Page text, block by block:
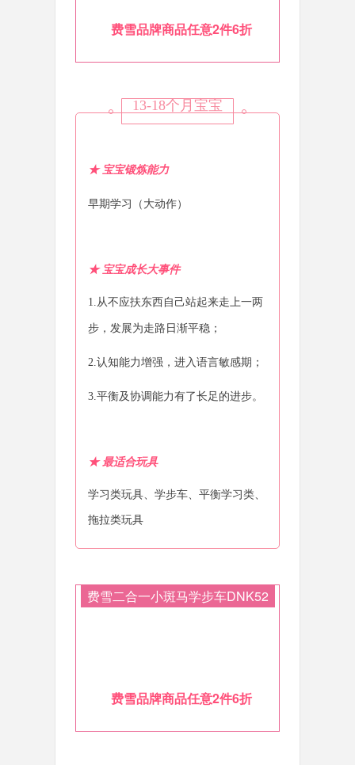
费雪品牌商品任意2件6折
13-18个月宝宝
★ 宝宝锻炼能力
早期学习（大动作）
★宝宝成长大事件
1.从不应扶东西自己站起来走上一两
步，发展为走路日渐平稳；
2.认知能力增强，进入语言敏感期；
3.平衡及协调能力有了长足的进步。
★最适合玩具
学习类玩具、学步车、平衡学习类、
拖拉类玩具
费雪二合一小斑马学步车DNK52
费雪品牌商品任意2件6折